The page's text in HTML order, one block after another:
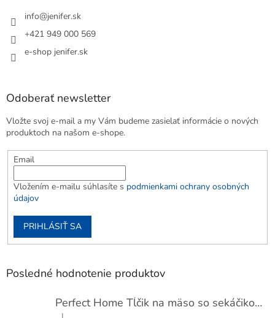
info@jenifer.sk
+421 949 000 569
e-shop jenifer.sk
Odoberať newsletter
Vložte svoj e-mail a my Vám budeme zasielať informácie o nových
produktoch na našom e-shope.
Email
Vložením e-mailu súhlasíte s podmienkami ochrany osobných
údajov
PRIHLÁSIŤ SA
Posledné hodnotenie produktov
Perfect Home Tĺčik na mäso so sekáčikom, 56893